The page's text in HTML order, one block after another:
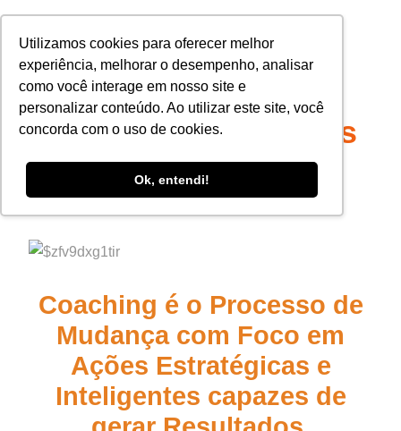
Utilizamos cookies para oferecer melhor
experiência, melhorar o desempenho, analisar
como você interage em nosso site e
personalizar conteúdo. Ao utilizar este site, você
concorda com o uso de cookies.
Ok, entendi!
COACHING DE
EXCELÊNCIA
Reuniões Individuais
Coaching é o Processo de
Mudança com Foco em
Ações Estratégicas e
Inteligentes capazes de